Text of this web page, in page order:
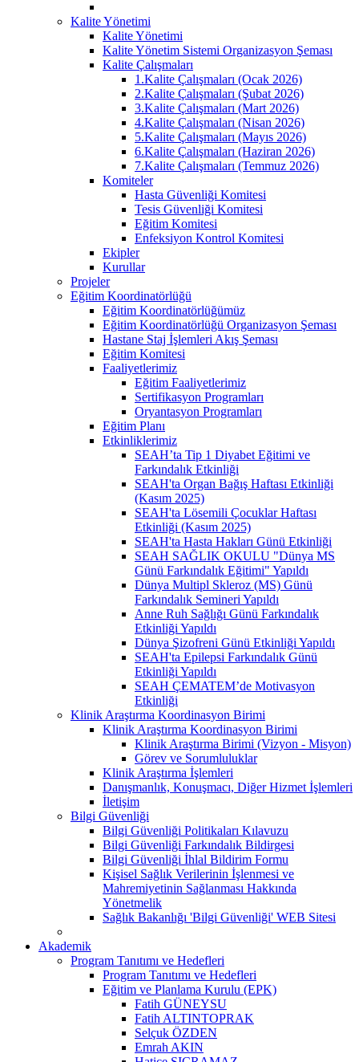
Kalite Yönetimi
Kalite Yönetimi
Kalite Yönetim Sistemi Organizasyon Şeması
Kalite Çalışmaları
1.Kalite Çalışmaları (Ocak 2026)
2.Kalite Çalışmaları (Şubat 2026)
3.Kalite Çalışmaları (Mart 2026)
4.Kalite Çalışmaları (Nisan 2026)
5.Kalite Çalışmaları (Mayıs 2026)
6.Kalite Çalışmaları (Haziran 2026)
7.Kalite Çalışmaları (Temmuz 2026)
Komiteler
Hasta Güvenliği Komitesi
Tesis Güvenliği Komitesi
Eğitim Komitesi
Enfeksiyon Kontrol Komitesi
Ekipler
Kurullar
Projeler
Eğitim Koordinatörlüğü
Eğitim Koordinatörlüğümüz
Eğitim Koordinatörlüğü Organizasyon Şeması
Hastane Staj İşlemleri Akış Şeması
Eğitim Komitesi
Faaliyetlerimiz
Eğitim Faaliyetlerimiz
Sertifikasyon Programları
Oryantasyon Programları
Eğitim Planı
Etkinliklerimiz
SEAH’ta Tip 1 Diyabet Eğitimi ve
Farkındalık Etkinliği
SEAH'ta Organ Bağış Haftası Etkinliği
(Kasım 2025)
SEAH'ta Lösemili Çocuklar Haftası
Etkinliği (Kasım 2025)
SEAH'ta Hasta Hakları Günü Etkinliği
SEAH SAĞLIK OKULU "Dünya MS
Günü Farkındalık Eğitimi" Yapıldı
Dünya Multipl Skleroz (MS) Günü
Farkındalık Semineri Yapıldı
Anne Ruh Sağlığı Günü Farkındalık
Etkinliği Yapıldı
Dünya Şizofreni Günü Etkinliği Yapıldı
SEAH'ta Epilepsi Farkındalık Günü
Etkinliği Yapıldı
SEAH ÇEMATEM’de Motivasyon
Etkinliği
Klinik Araştırma Koordinasyon Birimi
Klinik Araştırma Koordinasyon Birimi
Klinik Araştırma Birimi (Vizyon - Misyon)
Görev ve Sorumluluklar
Klinik Araştırma İşlemleri
Danışmanlık, Konuşmacı, Diğer Hizmet İşlemleri
İletişim
Bilgi Güvenliği
Bilgi Güvenliği Politikaları Kılavuzu
Bilgi Güvenliği Farkındalık Bildirgesi
Bilgi Güvenliği İhlal Bildirim Formu
Kişisel Sağlık Verilerinin İşlenmesi ve
Mahremiyetinin Sağlanması Hakkında
Yönetmelik
Sağlık Bakanlığı 'Bilgi Güvenliği' WEB Sitesi
Akademik
Program Tanıtımı ve Hedefleri
Program Tanıtımı ve Hedefleri
Eğitim ve Planlama Kurulu (EPK)
Fatih GÜNEYSU
Fatih ALTINTOPRAK
Selçuk ÖZDEN
Emrah AKIN